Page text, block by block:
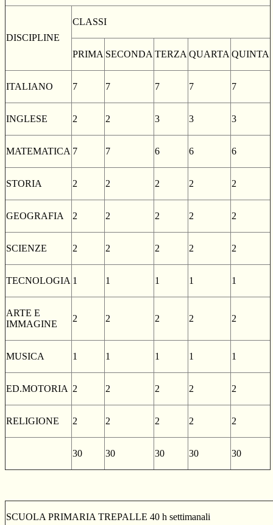
DISCIPLINE
CLASSI
PRIMA SECONDA TERZA QUARTA QUINTA
ITALIANO 7 7 7 7 7
INGLESE 2 2 3 3 3
MATEMATICA 7 7 6 6 6
STORIA 2 2 2 2 2
GEOGRAFIA 2 2 2 2 2
SCIENZE 2 2 2 2 2
TECNOLOGIA 1 1 1 1 1
ARTE E
IMMAGINE
2 2 2 2 2
MUSICA 1 1 1 1 1
ED.MOTORIA 2 2 2 2 2
RELIGIONE 2 2 2 2 2
30 30 30 30 30
SCUOLA PRIMARIA TREPALLE 40 h settimanali